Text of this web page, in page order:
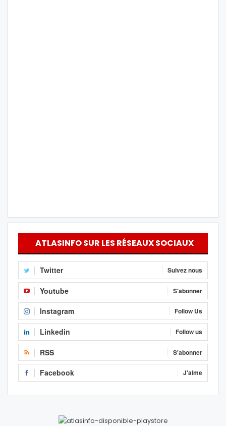
ATLASINFO SUR LES RÉSEAUX SOCIAUX
Twitter Suivez nous
Youtube S'abonner
Instagram Follow Us
Linkedin Follow us
RSS S'abonner
Facebook J'aime